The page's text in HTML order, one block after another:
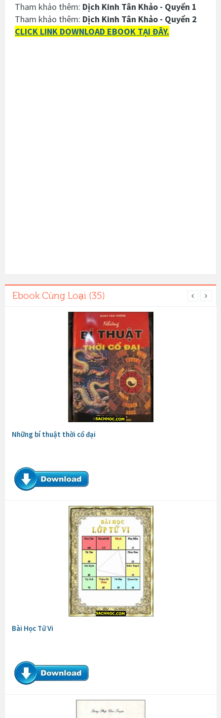
Tham khảo thêm: Dịch Kinh Tân Khảo - Quyển 1
Tham khảo thêm: Dịch Kinh Tân Khảo - Quyển 2
CLICK LINK DOWNLOAD EBOOK TẠI ĐÂY.
Ebook Cùng Loại (35)
Những bí thuật thời cổ đại
Bài Học Tử Vi